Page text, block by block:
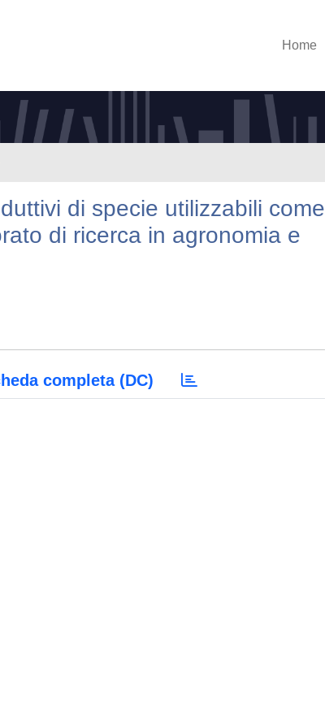
Home
di specie utilizzabili come
di ricerca in agronomia e
completa (DC)